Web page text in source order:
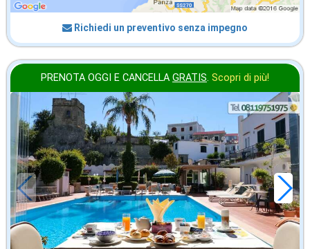
Richiedi un preventivo senza impegno
PRENOTA OGGI E CANCELLA GRATIS. Scopri di più!
agosto
in offerta da
€76,00
a notte